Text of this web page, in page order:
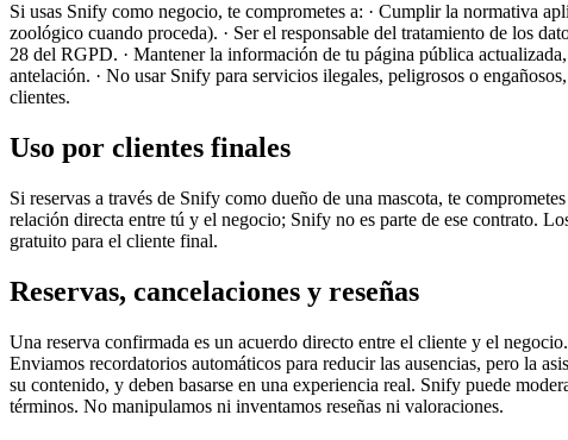
Si usas Snify como negocio, te comprometes a: · Cumplir la normativa
zoológico cuando proceda). · Ser el responsable del tratamiento de los
28 del RGPD. · Mantener la información de tu página pública
antelación. · No usar Snify para servicios ilegales, peligrosos o
clientes.
Uso por clientes finales
Si reservas a través de Snify como dueño de una mascota, te
relación directa entre tú y el negocio; Snify no es parte de ese contrato.
gratuito para el cliente final.
Reservas, cancelaciones y reseñas
Una reserva confirmada es un acuerdo directo entre el cliente y el
Enviamos recordatorios automáticos para reducir las ausencias, pero la
su contenido, y deben basarse en una experiencia real. Snify puede
términos. No manipulamos ni inventamos reseñas ni valoraciones.